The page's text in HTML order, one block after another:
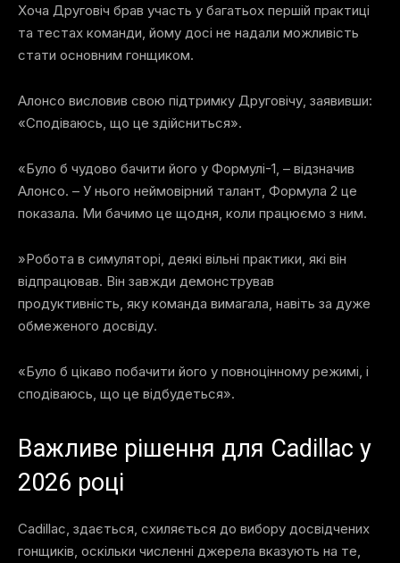
Хоча Друговіч брав участь у багатьох першій практиці
та тестах команди, йому досі не надали можливість
стати основним гонщиком.
Алонсо висловив свою підтримку Друговічу, заявивши:
«Сподіваюсь, що це здійсниться».
«Було б чудово бачити його у Формулі-1, – відзначив
Алонсо. – У нього неймовірний талант, Формула 2 це
показала. Ми бачимо це щодня, коли працюємо з ним.
»Робота в симуляторі, деякі вільні практики, які він
відпрацював. Він завжди демонстрував
продуктивність, яку команда вимагала, навіть за дуже
обмеженого досвіду.
«Було б цікаво побачити його у повноцінному режимі, і
сподіваюсь, що це відбудеться».
Важливе рішення для Cadillac у
2026 році
Cadillac, здається, схиляється до вибору досвідчених
гонщиків, оскільки численні джерела вказують на те,